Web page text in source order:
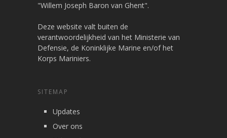
"Willem Joseph Baron van Ghent".
Deze website valt buiten de
verantwoordelijkheid van het Ministerie van
Defensie, de Koninklijke Marine en/of het
Korps Mariniers.
SITEMAP
Updates
Over ons